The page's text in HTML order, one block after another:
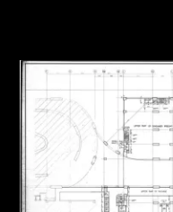
进一步筛选